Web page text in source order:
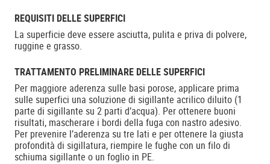
REQUISITI DELLE SUPERFICI
La superficie deve essere asciutta, pulita e priva di polvere,
ruggine e grasso.
TRATTAMENTO PRELIMINARE DELLE SUPERFICI
Per maggiore aderenza sulle basi porose, applicare prima
sulle superfici una soluzione di sigillante acrilico diluito (1
parte di sigillante su 2 parti d’acqua). Per ottenere buoni
risultati, mascherare i bordi della fuga con nastro adesivo.
Per prevenire l’aderenza su tre lati e per ottenere la giusta
profondità di sigillatura, riempire le fughe con un filo di
schiuma sigillante o un foglio in PE.